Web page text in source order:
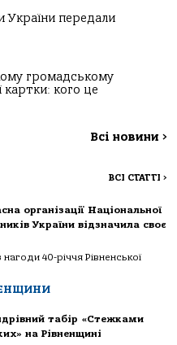
України передали
громадському
картки: кого це
Всі новини >
ВСІ СТАТТІ >
організації Національної
України відзначила своє
40-річчя Рівненської
табір «Стежками
на Рівненщині